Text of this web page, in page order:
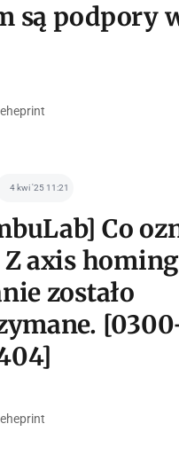
są podpory
4 kwi '25 11:21
Co
Z axis
zostało